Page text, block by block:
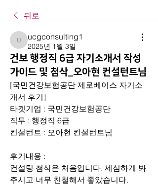
뒤로
ucgconsulting1
ucgconsulting1
2025년 1월 3일
건보 행정직 6급 자기소개서 작성
가이드 및 첨삭_오아현 컨설턴트님
[국민건강보험공단 제로베이스 자기소
개서 후기]
타겟기업 : 국민건강보험공단
직무 : 행정직 6급
컨설턴트 : 오아현 컨설턴트님
후기내용 :
컨설팅 첨삭은 처음입니다. 세심하게 봐
주시고 너무 친철해서 좋았습니다.